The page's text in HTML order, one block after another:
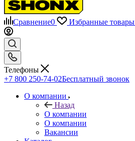
Сравнение0 Избранные товары
Телефоны
+7 800 250-74-02Бесплатный звонок
О компании
Назад
О компании
О компании
Вакансии